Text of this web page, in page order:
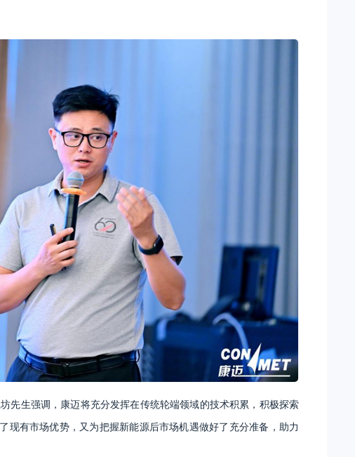
先生强调，康迈将充分发挥在传统轮端领域的技术积累，积极探索
现有市场优势，又为把握新能源后市场机遇做好了充分准备，助力